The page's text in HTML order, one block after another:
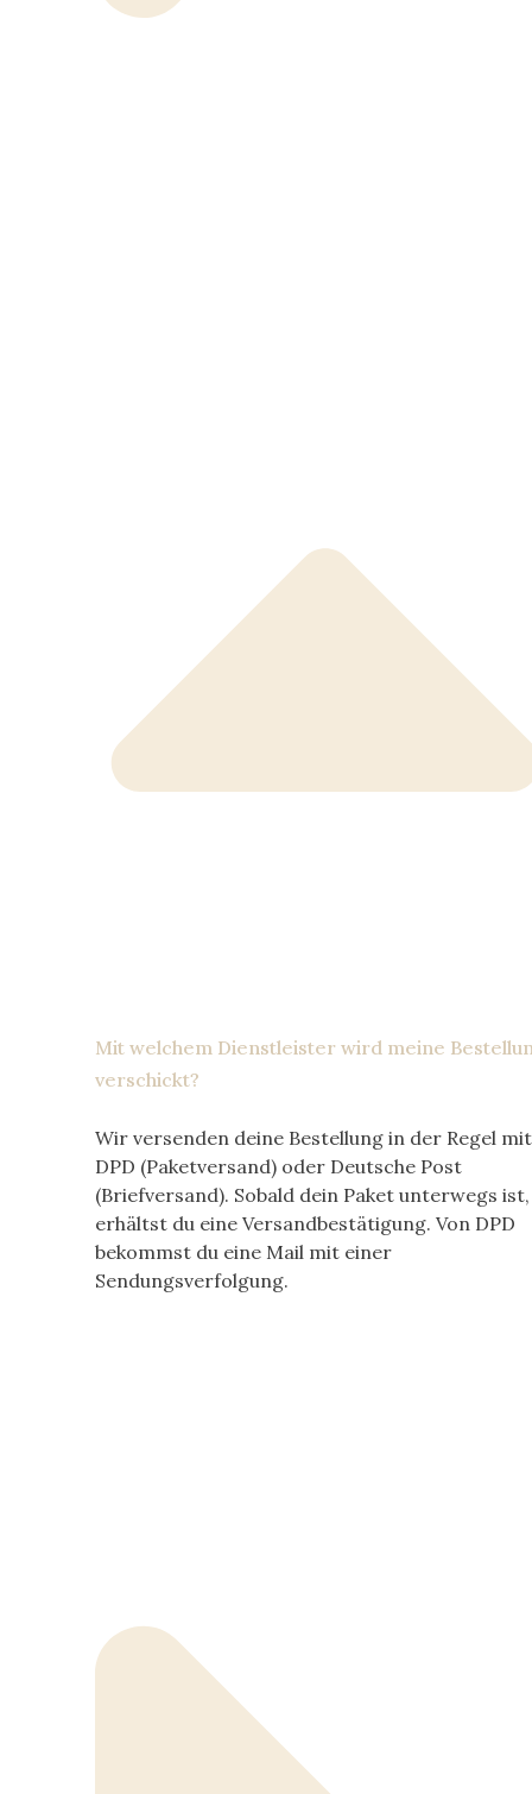
Mit welchem Dienstleister wird meine
verschickt?
Wir versenden deine Bestellung in der Regel mit
DPD (Paketversand) oder Deutsche Post
(Briefversand). Sobald dein Paket unterwegs ist,
erhältst du eine Versandbestätigung. Von DPD
bekommst du eine Mail mit einer
Sendungsverfolgung.